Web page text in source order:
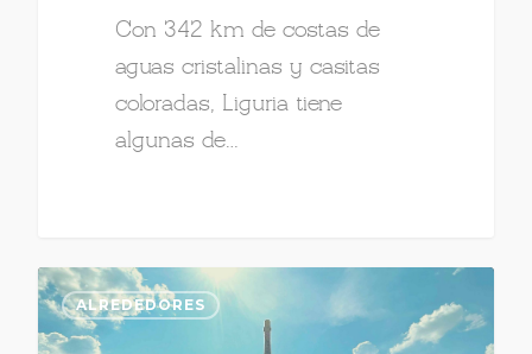
Con 342 km de costas de
aguas cristalinas y casitas
coloradas, Liguria tiene
algunas de…
ALREDEDORES